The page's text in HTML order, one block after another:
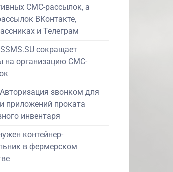
СМС-рассылок, а
ВКонтакте,
и Телеграм
сокращает
на организацию СМС-
звонком для
приложений проката
инвентаря
контейнер-
в фермерском